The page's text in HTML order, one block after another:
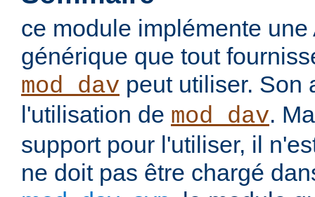
ce module implémente
générique que tout
mod_dav peut utiliser. Son
l'utilisation de mod_dav.
support pour l'utiliser, il
ne doit pas être chargé